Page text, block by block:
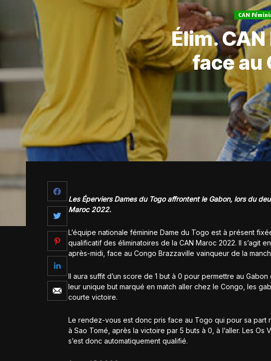
CAN
Élim.
face au
Les Éperviers Dames du Togo affrontent le Gabon, lors du
Maroc 2022.
L’équipe nationale féminine Dame du Togo est à présent
qualificatif des éliminatoires de la CAN Maroc 2022. Il s’agit
après-midi, face au Congo Brazzaville vainqueur de la
Il aura suffit d’un score de 1 but à 0 pour permettre au
leur unique but marqué en match aller chez le Congo, les
courte victoire.
Le rendez-vous est donc pris face au Togo qui pour sa part
à Sao Tomé, après la victoire par 5 buts à 0, à l’aller. Les
s’est donc automatiquement qualifié.